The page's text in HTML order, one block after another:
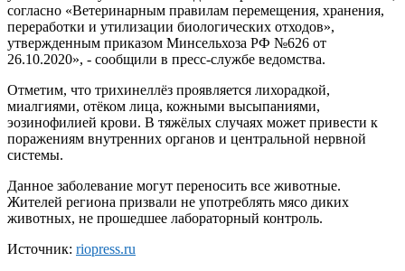
согласно «Ветеринарным правилам перемещения, хранения,
переработки и утилизации биологических отходов»,
утвержденным приказом Минсельхоза РФ №626 от
26.10.2020», - сообщили в пресс-службе ведомства.
Отметим, что трихинеллёз проявляется лихорадкой,
миалгиями, отёком лица, кожными высыпаниями,
эозинофилией крови. В тяжёлых случаях может привести к
поражениям внутренних органов и центральной нервной
системы.
Данное заболевание могут переносить все животные.
Жителей региона призвали не употреблять мясо диких
животных, не прошедшее лабораторный контроль.
Источник: riopress.ru